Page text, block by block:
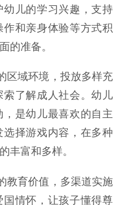
儿的学习兴趣，支持
和亲身体验等方式积
的准备。
区域环境，投放多样充
了解成人社会。幼儿
是幼儿最喜欢的自主
择游戏内容，在多种
丰富和多样。
教育价值，多渠道实施
情怀，让孩子懂得尊